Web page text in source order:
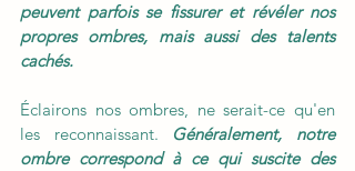
peuvent parfois se fissurer et révéler nos
propres ombres, mais aussi des talents
cachés.
Éclairons nos ombres, ne serait-ce qu'en
les reconnaissant. Généralement, notre
ombre correspond à ce qui suscite des